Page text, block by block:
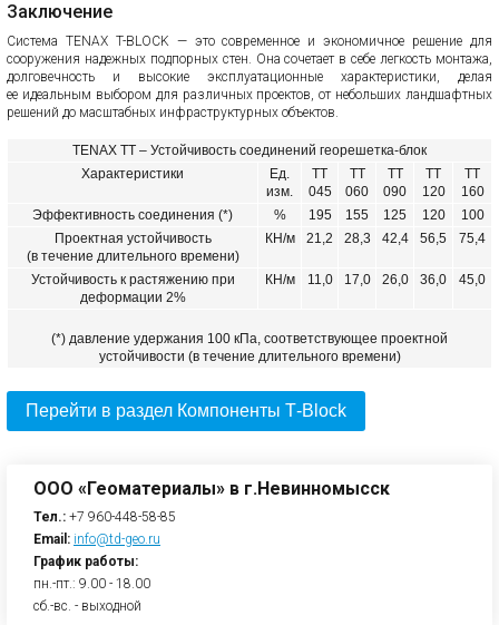
Заключение
Система TENAX T-BLOCK — это современное и экономичное решение для
сооружения надежных подпорных стен. Она сочетает в себе легкость монтажа,
долговечность и высокие эксплуатационные характеристики, делая
ее идеальным выбором для различных проектов, от небольших ландшафтных
решений до масштабных инфраструктурных объектов.
TENAX TT – Устойчивость соединений георешетка-блок
Характеристики
Ед.
изм.
TT
045
TT
060
TT
090
TT
120
TT
160
Эффективность соединения (*)
% 195 155 125 120
100
Проектная устойчивость
(в течение длительного времени)
КН/м 21,2 28,3 42,4 56,5 75,4
Устойчивость к растяжению при
деформации 2%
КН/м 11,0 17,0 26,0 36,0 45,0
(*) давление удержания 100 кПа, соответствующее проектной
устойчивости (в течение длительного времени)
Перейти в раздел Компоненты Т-Block
ООО «Геоматериалы» в г.Невинномысск
Тел.: +7 960-448-58-85
Email: info@td-geo.ru
График работы:
пн.-пт.: 9.00 - 18.00
сб.-вс. - выходной